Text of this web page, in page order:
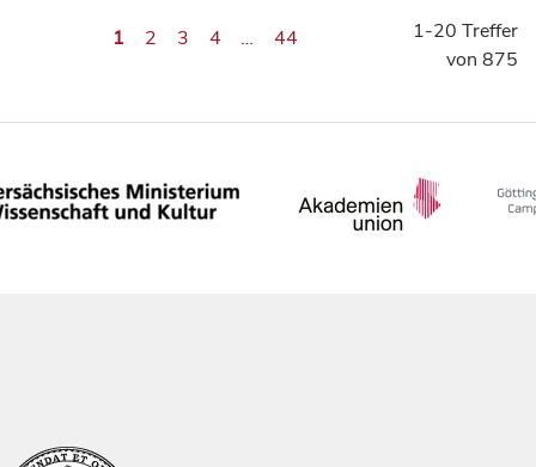
1 2 3 4 … 44
1-20 Treffer
von 875